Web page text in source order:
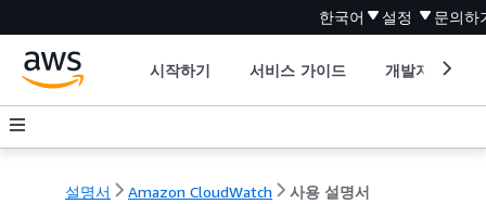
한국어 설정 문의하
시작하기 서비스 가이드 개발자 도구
설명서 Amazon CloudWatch 사용 설명서